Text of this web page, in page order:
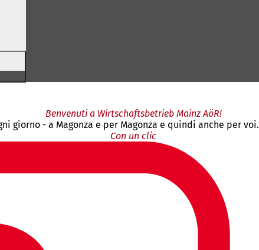
Benvenuti a Wirtschaftsbetrieb Mainz AöR!
giorno - a Magonza e per Magonza e quindi anche per voi.
Con un clic